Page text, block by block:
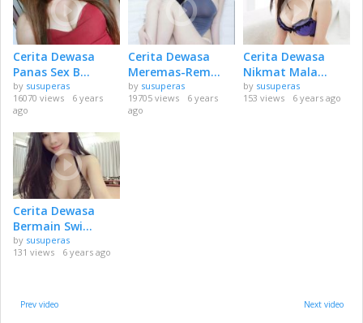
Cerita Dewasa
Panas Sex B...
by susuperas
16070 views
6 years
ago
Cerita Dewasa
Meremas-Rem...
by susuperas
19705 views
6 years
ago
Cerita Dewasa
Nikmat Mala...
by susuperas
153 views
6 years ago
Cerita Dewasa
Bermain Swi...
by susuperas
131 views
6 years ago
Prev video Next video